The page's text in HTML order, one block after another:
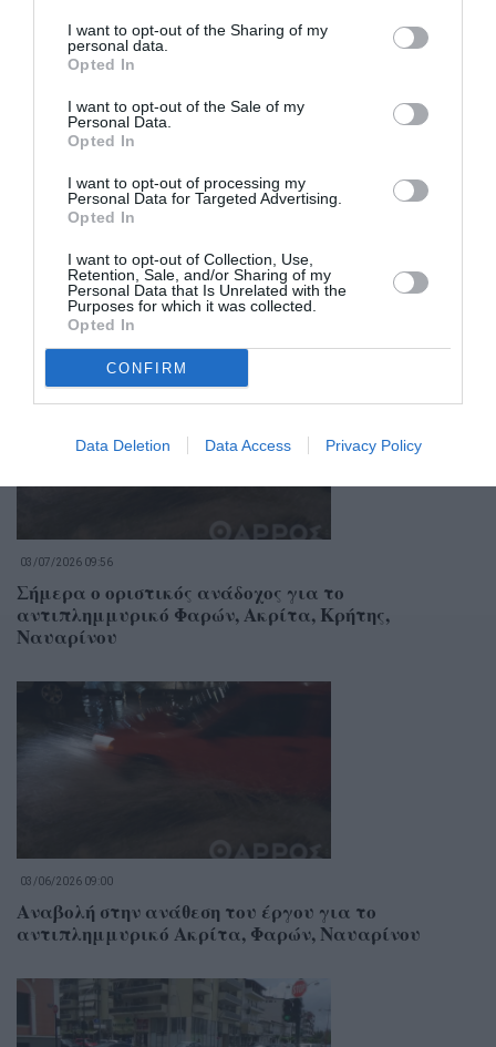
I want to opt-out of the Sharing of my
personal data.
Opted In
I want to opt-out of the Sale of my
Personal Data.
Opted In
I want to opt-out of processing my
Personal Data for Targeted Advertising.
Opted In
I want to opt-out of Collection, Use,
Retention, Sale, and/or Sharing of my
Personal Data that Is Unrelated with the
Purposes for which it was collected.
Opted In
CONFIRM
Data Deletion Data Access Privacy Policy
Σχετικά Άρθρα
03/07/2026 09:56
Σήμερα ο οριστικός ανάδοχος για το
αντιπλημμυρικό Φαρών, Ακρίτα, Κρήτης,
Ναυαρίνου
03/06/2026 09:00
Αναβολή στην ανάθεση του έργου για το
αντιπλημμυρικό Ακρίτα, Φαρών, Ναυαρίνου